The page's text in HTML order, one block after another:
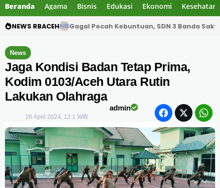
Beranda Agama Bisnis Edukasi Ekonomi Kesehatan
NEWS RBACEH SDN 3 Banda Sakti Turunkan Tim Inti
News
Jaga Kondisi Badan Tetap Prima,
Kodim 0103/Aceh Utara Rutin
Lakukan Olahraga
admin
26 April 2024, 12:1 WIB